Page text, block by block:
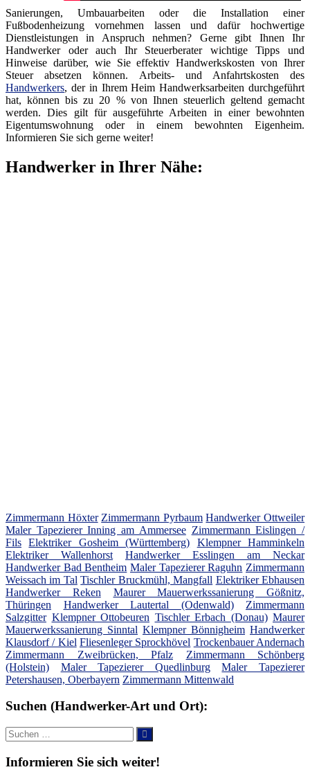
Sanierungen, Umbauarbeiten oder die Installation einer
Fußbodenheizung vornehmen lassen und dafür hochwertige
Dienstleistungen in Anspruch nehmen? Gerne gibt Ihnen Ihr
Handwerker oder auch Ihr Steuerberater wichtige Tipps und
Hinweise darüber, wie Sie effektiv Handwerkskosten von Ihrer
Steuer absetzen können. Arbeits- und Anfahrtskosten des
Handwerkers, der in Ihrem Heim Handwerksarbeiten durchgeführt
hat, können bis zu 20 % von Ihnen steuerlich geltend gemacht
werden. Dies gilt für ausgeführte Arbeiten in einer bewohnten
Eigentumswohnung oder in einem bewohnten Eigenheim.
Informieren Sie sich gerne weiter!
Handwerker in Ihrer Nähe:
Zimmermann Höxter Zimmermann Pyrbaum Handwerker Ottweiler
Maler Tapezierer Inning am Ammersee Zimmermann Eislingen /
Fils
Elektriker Gosheim (Württemberg)
Klempner Hamminkeln
Elektriker Wallenhorst
Handwerker Esslingen am Neckar
Handwerker Bad Bentheim Maler Tapezierer Raguhn Zimmermann
Weissach im Tal Tischler Bruckmühl, Mangfall Elektriker Ebhausen
Handwerker Reken
Maurer Mauerwerkssanierung Gößnitz,
Thüringen
Handwerker Lautertal (Odenwald)
Zimmermann
Salzgitter Klempner Ottobeuren Tischler Erbach (Donau) Maurer
Mauerwerkssanierung Sinntal Klempner Bönnigheim Handwerker
Klausdorf / Kiel Fliesenleger Sprockhövel Trockenbauer Andernach
Zimmermann Zweibrücken, Pfalz
Zimmermann Schönberg
(Holstein)
Maler Tapezierer Quedlinburg
Maler Tapezierer
Petershausen, Oberbayern Zimmermann Mittenwald
Suchen (Handwerker-Art und Ort):
Suche
nach:
Suchen
Informieren Sie sich weiter!